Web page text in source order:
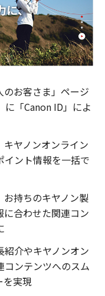
お客さま」ページ
に「Canon ID」によ
ヤノンオンライン
イント情報を一括で
お持ちのキヤノン製
合わせた関連コン
介やキヤノンオン
コンテンツへのスム
を実現